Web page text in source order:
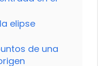
elipse
de una